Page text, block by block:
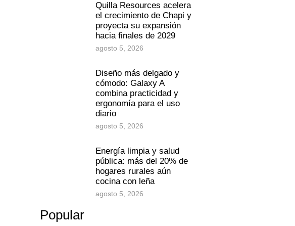
Quilla Resources acelera
el crecimiento de Chapi y
proyecta su expansión
hacia finales de 2029
agosto 5, 2026
Diseño más delgado y
cómodo: Galaxy A
combina practicidad y
ergonomía para el uso
diario
agosto 5, 2026
Energía limpia y salud
pública: más del 20% de
hogares rurales aún
cocina con leña
agosto 5, 2026
Popular